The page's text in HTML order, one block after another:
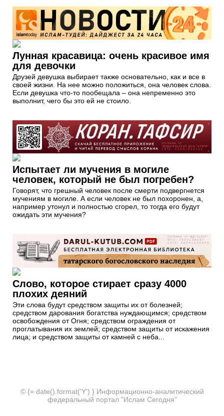
Лунная красавица: очень красивое имя
для девочки
Друзей девушка выбирает также основательно, как и все в
своей жизни. На нее можно положиться, она человек слова.
Если девушка что-то пообещала – она непременно это
выполнит, чего бы это ей не стоило.
Испытает ли мучения в могиле
человек, который не был погребен?
Говорят, что грешный человек после смерти подвергнется
мучениям в могиле. А если человек не был похоронен, а,
например утонул и полностью сгорел, то тогда его будут
ожидать эти мучения?
Слово, которое стирает сразу 4000
плохих деяний
Эти слова будут средством защиты их от болезней;
средством дарования богатства нуждающимся; средством
освобождения от Огня; средством ограждения от
проглатывания их землей; средством защиты от искажения
лица; и средством защиты от камней с неба...
© {= date().format('Y') } Информационно-аналитический
федеральный портал "Ислам Сегодня"